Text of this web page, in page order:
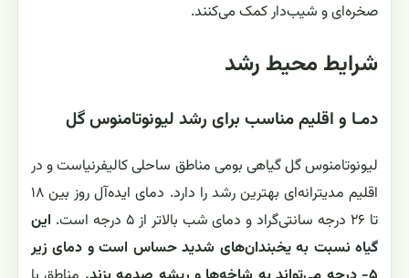
صخره‌ای و شیب‌دار کمک می‌کنند.
شرایط محیط رشد
دمـا و اقلیم مناسب برای رشد لیونوتامنوس گل
لیونوتامنوس گل گیاهی بومی مناطق ساحلی کالیفرنیاست و در
اقلیم مدیترانه‌ای بهترین رشد را دارد. دمای ایده‌آل روز بین ۱۸
تا ۲۶ درجه سانتی‌گراد و دمای شب بالاتر از ۵ درجه است.
این
گیاه نسبت به یخبندان‌های شدید حساس است و دمای زیر